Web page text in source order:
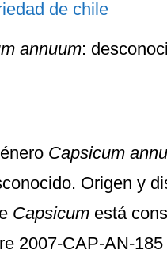
annuum:
Capsicum
Origen y
Capsicum está
2007-CAP-AN-